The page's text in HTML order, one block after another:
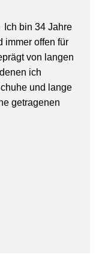
Ich bin 34 Jahre
immer offen für
von langen
ich
und lange
getragenen